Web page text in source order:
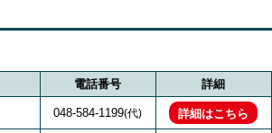
電話番号 詳細
048-584-1199(代) 詳細はこちら